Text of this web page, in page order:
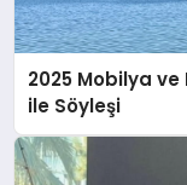
2025 Mobilya
ile Söyleşi